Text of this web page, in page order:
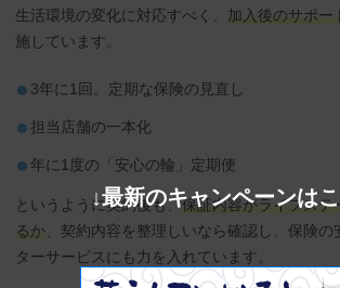
生活環境の変化に対応すべく、 加入後のサポー
施しています。
3年に1回。定期な保険の見直し
担当店舗の一本化
年に1度の「安心の輪」定期便
というように契約後も、保証内容がライフステ
るか 、契約内容を整理しいなら確認し、保険
ターサービスにも力を入れています。
↓最新のキャンペーンは